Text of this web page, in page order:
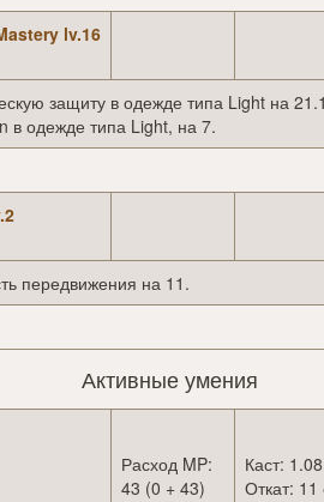
lv.16
защиту в одежде типа Light на
в одежде типа Light, на 7.
передвижения на 11.
Активные умения
Расход MP:
43 (0 + 43)
Каст:
Откат: 11